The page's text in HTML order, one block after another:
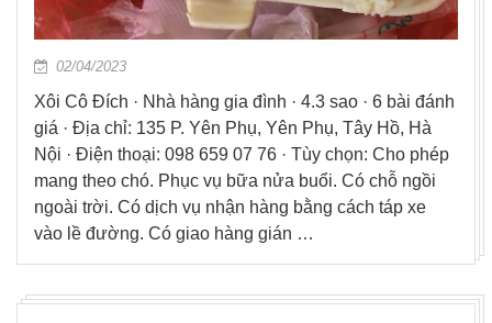
02/04/2023
Xôi Cô Đích · Nhà hàng gia đình · 4.3 sao · 6 bài đánh
giá · Địa chỉ: 135 P. Yên Phụ, Yên Phụ, Tây Hồ, Hà
Nội · Điện thoại: 098 659 07 76 · Tùy chọn: Cho phép
mang theo chó. Phục vụ bữa nửa buổi. Có chỗ ngồi
ngoài trời. Có dịch vụ nhận hàng bằng cách táp xe
vào lề đường. Có giao hàng gián …